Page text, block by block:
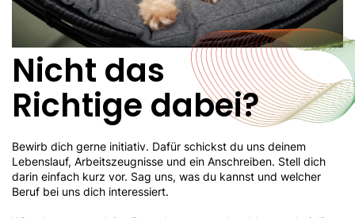
Nicht das
Richtige dabei?
Bewirb dich gerne initiativ. Dafür schickst du uns deinem
Lebenslauf, Arbeitszeugnisse und ein Anschreiben. Stell dich
darin einfach kurz vor. Sag uns, was du kannst und welcher
Beruf bei uns dich interessiert.